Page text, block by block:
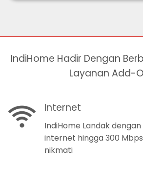
IndiHome Hadir Dengan
Layanan Add-
Internet
IndiHome Landak
internet hingga 300
nikmati